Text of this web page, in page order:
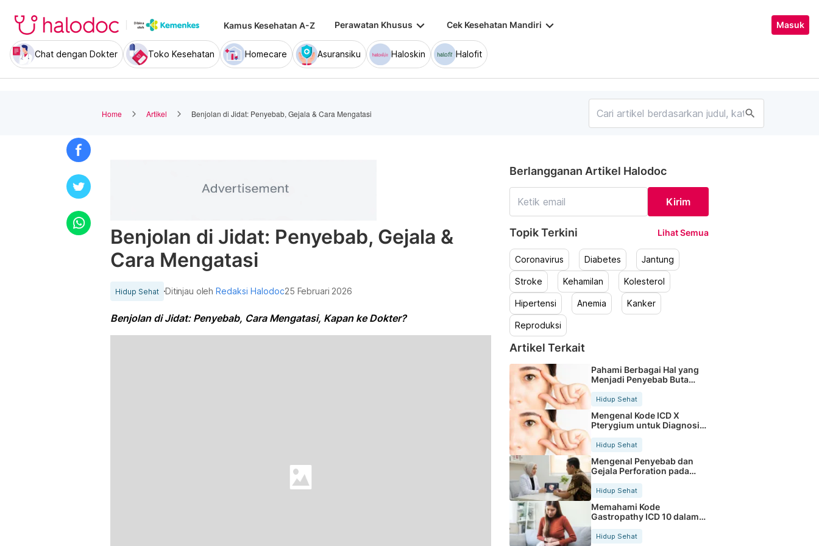
Kamus Kesehatan A-Z Perawatan Khusus keyboard_arrow_down Cek Kesehatan Mandiri keyboard_arrow_down Masuk
Chat dengan Dokter Toko Kesehatan Homecare Asuransiku Haloskin Halofit
Home Artikel Benjolan di Jidat: Penyebab, Gejala & Cara Mengatasi search
Benjolan di Jidat: Penyebab, Gejala &
Cara Mengatasi
Hidup Sehat Ditinjau olehRedaksi Halodoc25 Februari 2026
Benjolan di Jidat: Penyebab, Cara Mengatasi, Kapan ke Dokter?
Berlangganan Artikel Halodoc
Kirim
Topik Terkini Lihat Semua
Coronavirus Diabetes Jantung
Stroke Kehamilan Kolesterol
Hipertensi Anemia Kanker
Reproduksi
Artikel Terkait
Pahami Berbagai Hal yang
Menjadi Penyebab Buta
Hidup Sehat
Mengenal Kode ICD X
Pterygium untuk Diagnosis
Hidup Sehat
Mengenal Penyebab dan
Gejala Perforation pada
Tubuh
Hidup Sehat
Memahami Kode
Gastropathy ICD 10 dalam
Rekam Medis Pasien
Hidup Sehat